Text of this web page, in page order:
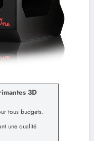
3D
tous budgets.
une qualité